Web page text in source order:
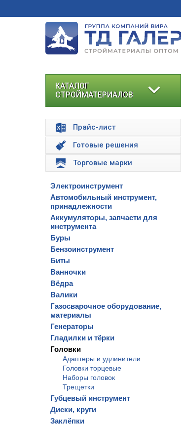
КАТАЛОГ
СТРОЙМАТЕРИАЛОВ
Прайс-лист
Готовые решения
Торговые марки
Электроинструмент
Автомобильный инструмент,
принадлежности
Аккумуляторы, запчасти для
инструмента
Буры
Бензоинструмент
Биты
Ванночки
Вёдра
Валики
Газосварочное оборудование,
материалы
Генераторы
Гладилки и тёрки
Головки
Адаптеры и удлинители
Головки торцевые
Наборы головок
Трещетки
Губцевый инструмент
Диски, круги
Заклёпки